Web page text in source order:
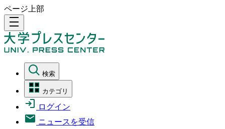
ページ上部
density_medium
検索
カテゴリ
ログイン
ニュースを受信